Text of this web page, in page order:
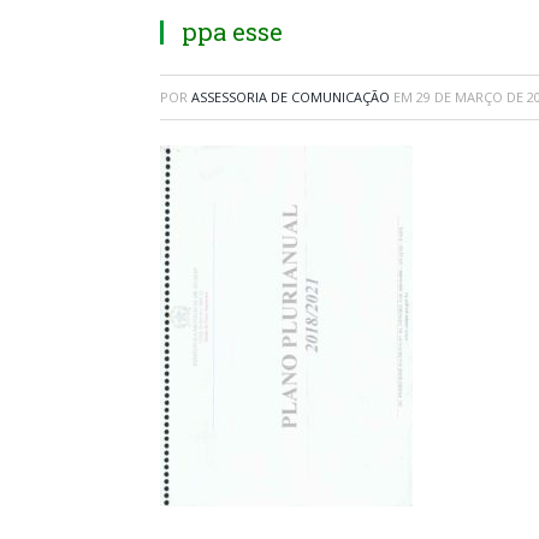
ppa esse
POR ASSESSORIA DE COMUNICAÇÃO EM 29 DE MARÇO DE